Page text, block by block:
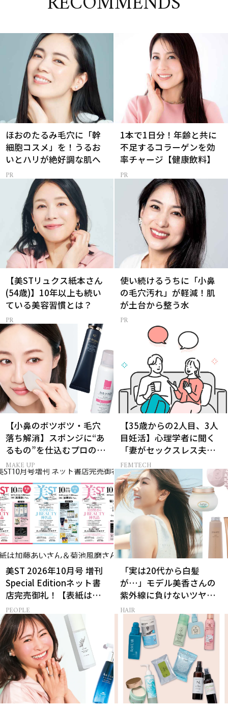
ほおのたるみ毛穴に「幹
細胞コスメ」を！うるお
いとハリが絶好調な肌へ
1本で1日分！年齢と共に
不足するコラーゲンを効
率チャージ【健康飲料】
【美STリュクス紙本さん
(54歳)】10年以上も続い
ている美容習慣とは？
使い続けるうちに「小鼻
の毛穴汚れ」が軽減！肌
が土台から整う水
【小鼻のボツボツ・毛穴
落ち解消】スポンジに“あ
るもの”を仕込むプロの超
簡単メイクテク
MAKE UP
【35歳からの2人目、3人
目妊活】心理学者に聞く
「妻がセックスレス夫に
上手に切り出す方法」と
は？
FEMTECH
美ST 2026年10月号 増刊
Special Editionネット書
店完売御礼！【表紙は加
藤あいさん＆菊池風磨さ
ん】
PEOPLE
「実は20代から白髪
が…」モデル美香さんの
紫外線に負けないツヤ美
髪ケア
HAIR